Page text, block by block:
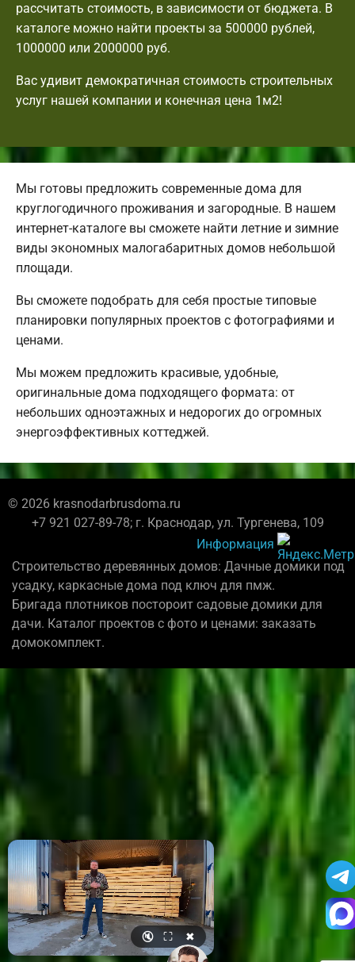
рассчитать стоимость, в зависимости от бюджета. В
каталоге можно найти проекты за 500000 рублей,
1000000 или 2000000 руб.
Вас удивит демократичная стоимость строительных
услуг нашей компании и конечная цена 1м2!
Мы готовы предложить современные дома для
круглогодичного проживания и загородные. В нашем
интернет-каталоге вы сможете найти летние и зимние
виды экономных малогабаритных домов небольшой
площади.
Вы сможете подобрать для себя простые типовые
планировки популярных проектов с фотографиями и
ценами.
Мы можем предложить красивые, удобные,
оригинальные дома подходящего формата: от
небольших одноэтажных и недорогих до огромных
энергоэффективных коттеджей.
© 2026 krasnodarbrusdoma.ru
+7 921 027-89-78; г. Краснодар, ул. Тургенева, 109
Информация
Строительство деревянных домов: Дачные домики под
усадку, каркасные дома под ключ для пмж.
Бригада плотников постороит садовые домики для
дачи. Каталог проектов с фото и ценами: заказать
домокомплект.
🔇 ⛶ ✖